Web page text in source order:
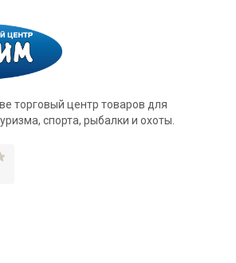
торговый центр товаров для
спорта, рыбалки и охоты.